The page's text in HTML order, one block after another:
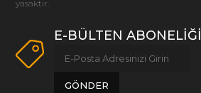
yasaktır.
E-BÜLTEN ABONELİĞİ